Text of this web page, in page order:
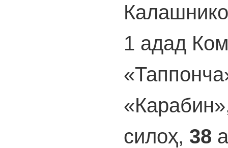
1 адад
силоҳ, 38